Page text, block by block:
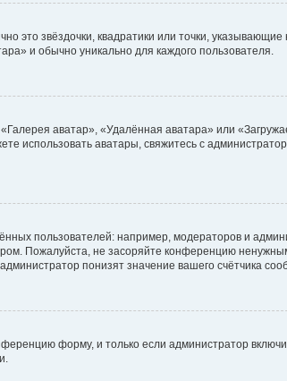
это звёздочки, квадратики или точки, указывающие
и обычно уникально для каждого пользователя.
аватар», «Удалённая аватара» или
использовать аватары, свяжитесь с
пользователей: например, модераторов и
Пожалуйста, не засоряйте конференцию
понизят значение вашего счётчика
форму, и только если администратор